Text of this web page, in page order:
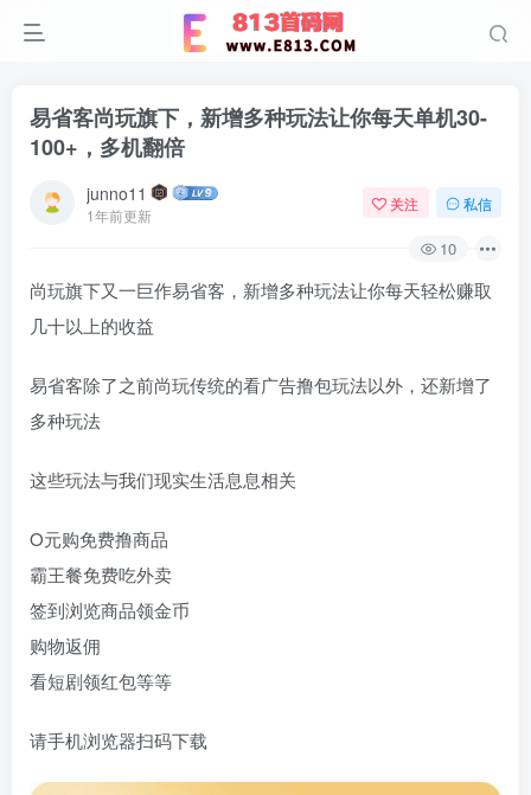
易省客尚玩旗下，新增多种玩法让你每天单机30-
100+，多机翻倍
junno11
1年前更新
关注 私信
10
尚玩旗下又一巨作易省客，新增多种玩法让你每天轻松赚取
几十以上的收益
易省客除了之前尚玩传统的看广告撸包玩法以外，还新增了
多种玩法
这些玩法与我们现实生活息息相关
O元购免费撸商品
霸王餐免费吃外卖
签到浏览商品领金币
购物返佣
看短剧领红包等等
请手机浏览器扫码下载